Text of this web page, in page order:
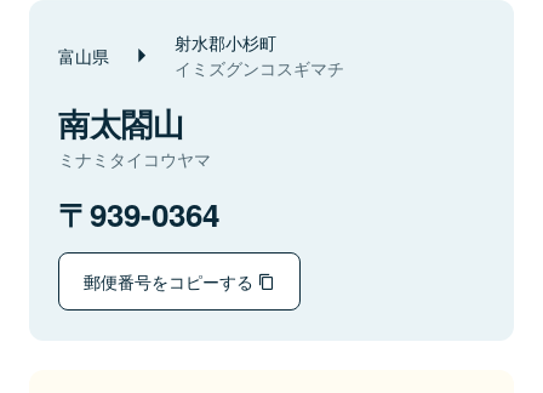
富山県 射水郡小杉町
イミズグンコスギマチ
南太閤山
ミナミタイコウヤマ
939-0364
郵便番号をコピーする